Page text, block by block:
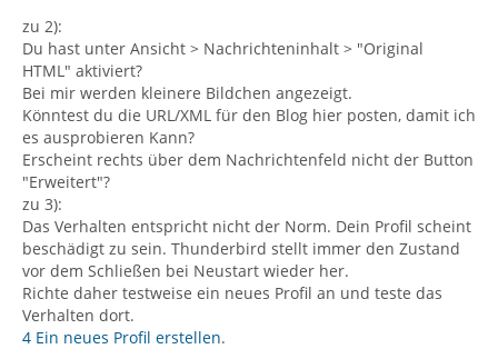
zu 2):
Du hast unter Ansicht > Nachrichteninhalt > "Original
HTML" aktiviert?
Bei mir werden kleinere Bildchen angezeigt.
Könntest du die URL/XML für den Blog hier posten, damit ich
es ausprobieren Kann?
Erscheint rechts über dem Nachrichtenfeld nicht der Button
"Erweitert"?
zu 3):
Das Verhalten entspricht nicht der Norm. Dein Profil scheint
beschädigt zu sein. Thunderbird stellt immer den Zustand
vor dem Schließen bei Neustart wieder her.
Richte daher testweise ein neues Profil an und teste das
Verhalten dort.
4 Ein neues Profil erstellen.